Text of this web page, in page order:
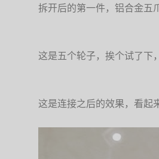
拆开后的第一件，铝合金五
这是五个轮子，挨个试了下
这是连接之后的效果，看起